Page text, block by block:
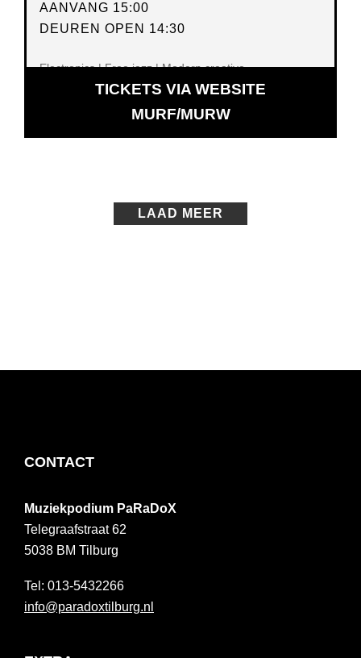
AANVANG 15:00
DEUREN OPEN 14:30
Electronics | Free jazz | Modern creative
TICKETS VIA WEBSITE
MURF/MURWOPENT
IN
LAAD MEER
FOOTER
CONTACT
Muziekpodium PaRaDoX
Telegraafstraat 62
5038 BM Tilburg
013-5432266
info@paradoxtilburg.nl